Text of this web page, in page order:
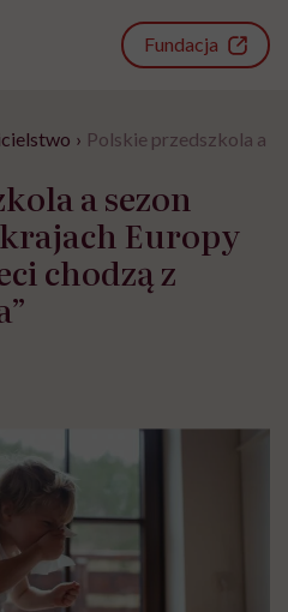
Fundacja
› Polskie przedszkola a
a sezon
Europy
chodzą z